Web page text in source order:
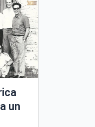
un